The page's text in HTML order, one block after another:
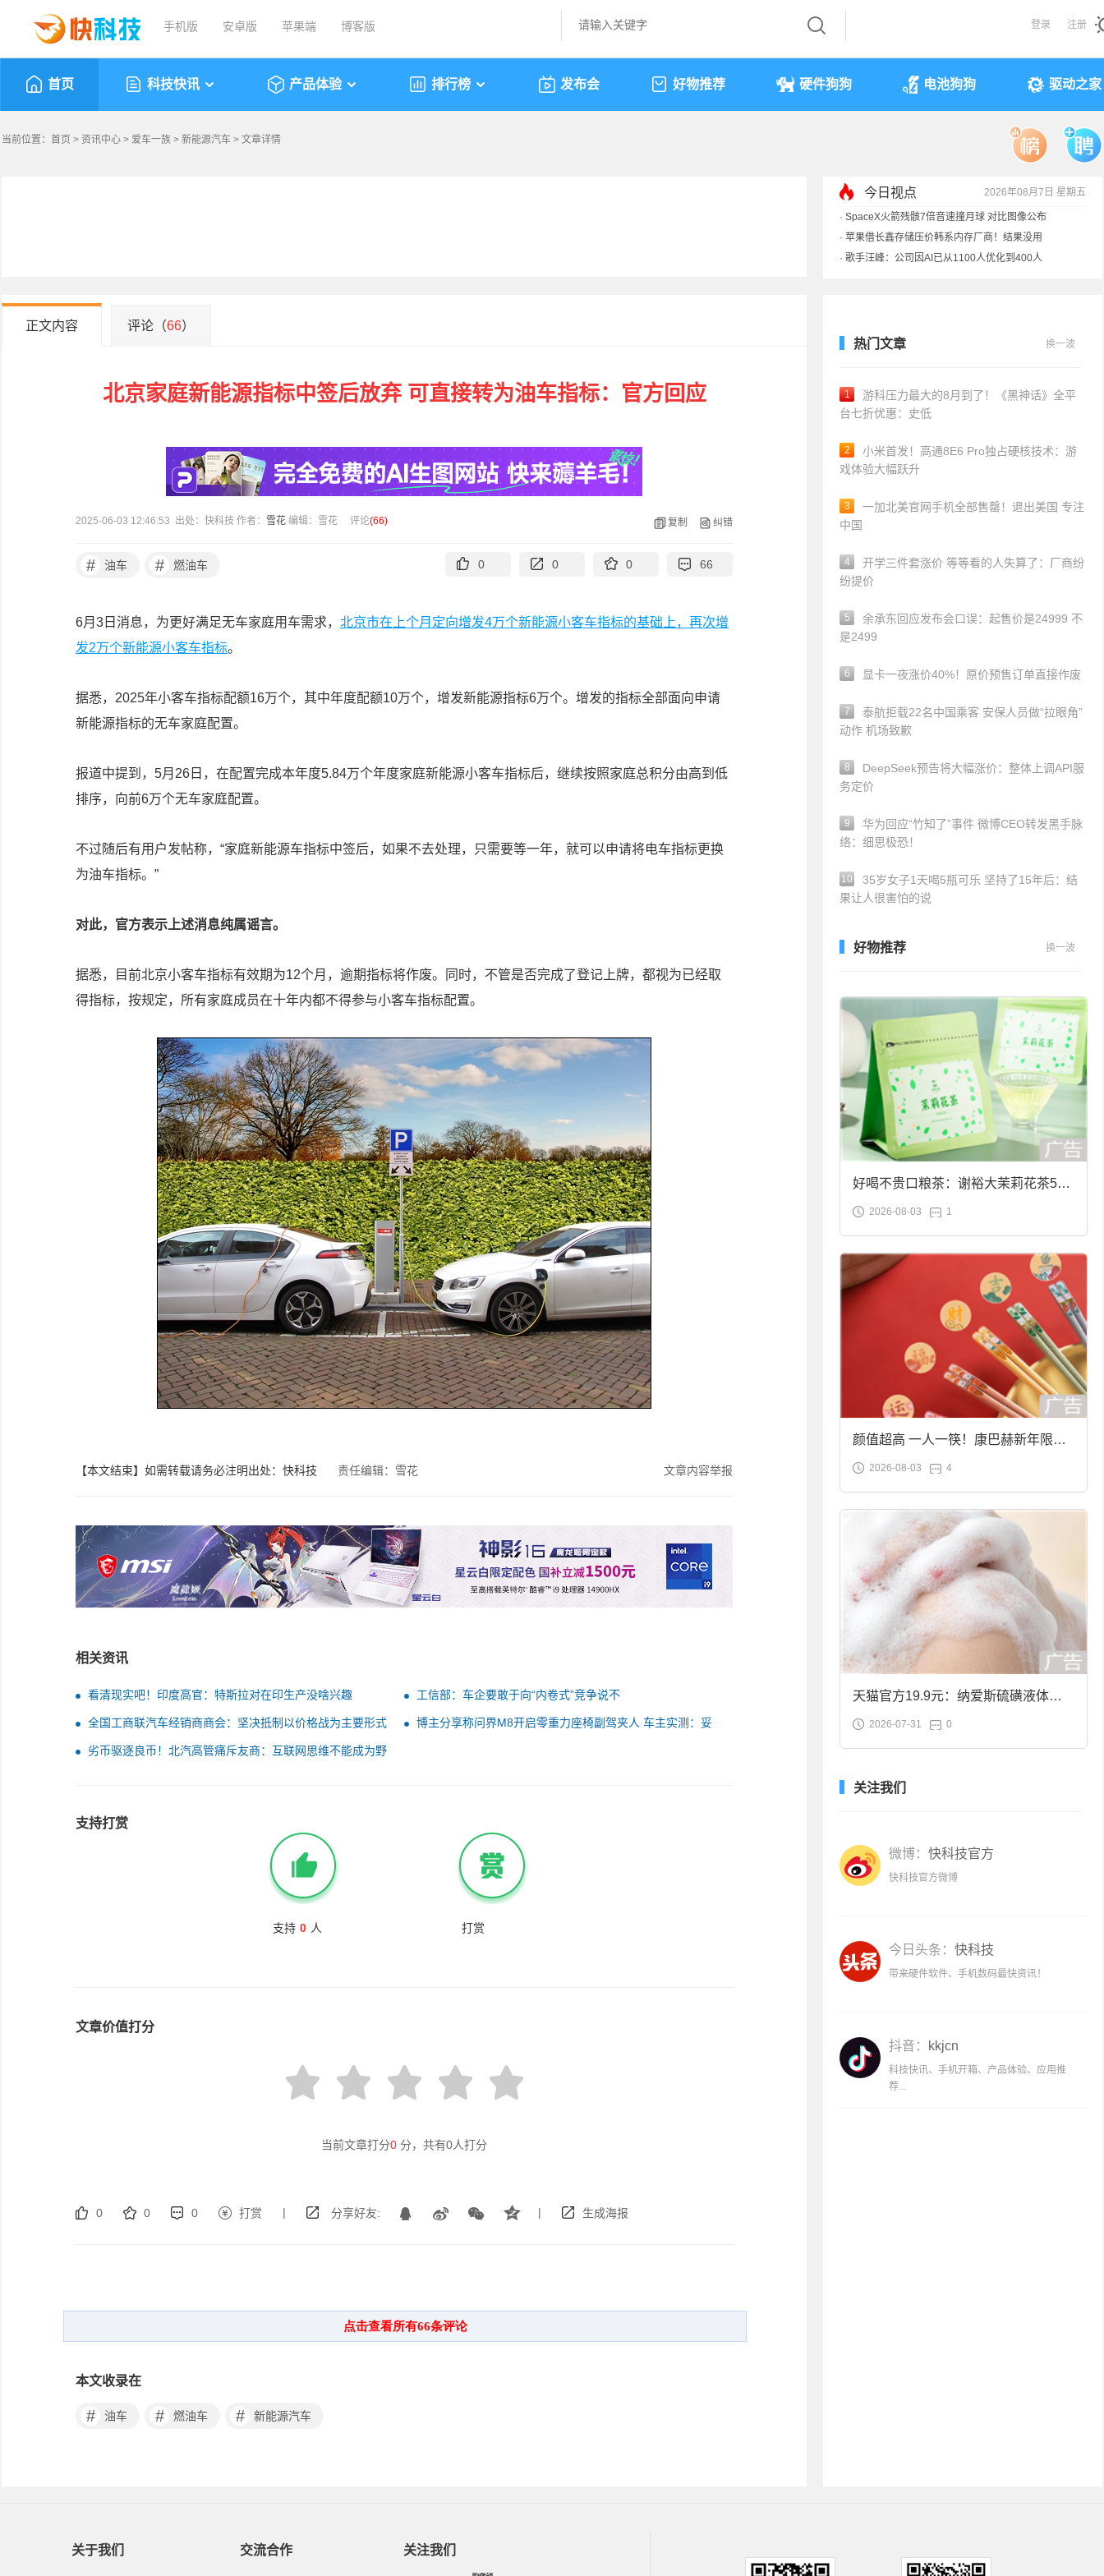
手机版 安卓版 苹果端 博客版 登录 注册
首页 科技快讯 产品体验 排行榜 发布会 好物推荐 硬件狗狗 电池狗狗 驱动之家
当前位置： 首页 > 资讯中心 > 爱车一族 > 新能源汽车 > 文章详情
今日视点 2026年08月7日 星期五
·SpaceX火箭残骸7倍音速撞月球 对比图像公布
歌手汪峰：公司因AI已从1100人优化到400人
正文内容 评论（66）
北京家庭新能源指标中签后放弃 可直接转为油车指标：官方回应
2025-06-03 12:46:53 出处：快科技 作者： 雪花 编辑：雪花 评论(66) 复制 纠错
# 油车 # 燃油车 0 0 0 66
6月3日消息，为更好满足无车家庭用车需求， 北京市在上个月定向增发4万个新能源小客车指标的基础上，再次增
发2万个新能源小客车指标。
据悉，2025年小客车指标配额16万个，其中年度配额10万个，增发新能源指标6万个。增发的指标全部面向申请
新能源指标的无车家庭配置。
报道中提到，5月26日，在配置完成本年度5.84万个年度家庭新能源小客车指标后，继续按照家庭总积分由高到低
排序，向前6万个无车家庭配置。
不过随后有用户发帖称，“家庭新能源车指标中签后，如果不去处理，只需要等一年，就可以申请将电车指标更换
为油车指标。”
对此，官方表示上述消息纯属谣言。
据悉，目前北京小客车指标有效期为12个月，逾期指标将作废。同时，不管是否完成了登记上牌，都视为已经取
得指标，按规定，所有家庭成员在十年内都不得参与小客车指标配置。
【本文结束】如需转载请务必注明出处：快科技 责任编辑：雪花 文章内容举报
相关资讯
看清现实吧！印度高官：特斯拉对在印生产没啥兴趣 工信部：车企要敢于向“内卷式”竞争说不
全国工商联汽车经销商商会：坚决抵制以价格战为主要形式
的内卷式竞争行为
博主分享称问界M8开启零重力座椅副驾夹人 车主实测：妥
劣币驱逐良币！北汽高管痛斥友商：互联网思维不能成为野
支持打赏
支持 0 人 打赏
文章价值打分
当前文章打分0 分，共有0人打分
0 0 0 打赏 | 分享好友: | 生成海报
本文收录在
# 油车 # 燃油车 # 新能源汽车
热门文章 换一波
1
游科压力最大的8月到了！《黑神话》全平
台七折优惠：史低
2
小米首发！高通8E6 Pro独占硬核技术：游
戏体验大幅跃升
3
一加北美官网手机全部售罄！退出美国 专注
中国
4
开学三件套涨价 等等看的人失算了：厂商纷
纷提价
5
余承东回应发布会口误：起售价是24999 不
是2499
6 显卡一夜涨价40%！原价预售订单直接作废
7
泰航拒载22名中国乘客 安保人员做“拉眼角”
动作 机场致歉
8
DeepSeek预告将大幅涨价：整体上调API服
务定价
9
华为回应“竹知了”事件 微博CEO转发黑手脉
络：细思极恐！
10
35岁女子1天喝5瓶可乐 坚持了15年后：结
果让人很害怕的说
好物推荐 换一波
好喝不贵口粮茶：谢裕大茉莉花茶50g
袋装9.9元到手
2026-08-03 1
颜值超高 一人一筷！康巴赫新年限定
合金筷子大促：19.9元
2026-08-03 4
天猫官方19.9元：纳爱斯硫磺液体香
皂2斤大促
2026-07-31 0
关注我们
微博： 快科技官方
快科技官方微博
今日头条： 快科技
带来硬件软件、手机数码最快资讯！
抖音： kkjcn
科技快讯、手机开箱、产品体验、应用推
荐...
关于我们 交流合作 关注我们